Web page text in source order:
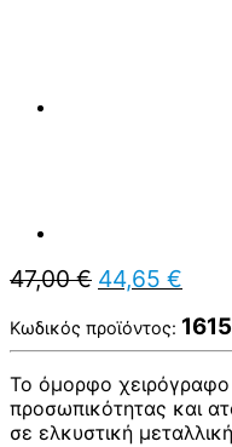
47,00€ Original
price
was:
47,00 €.
44,65 €
τιμή
είναι:
Κωδικός προϊόντος:
Το όμορφο χειρόγραφο
προσωπικότητας και
σε ελκυστική